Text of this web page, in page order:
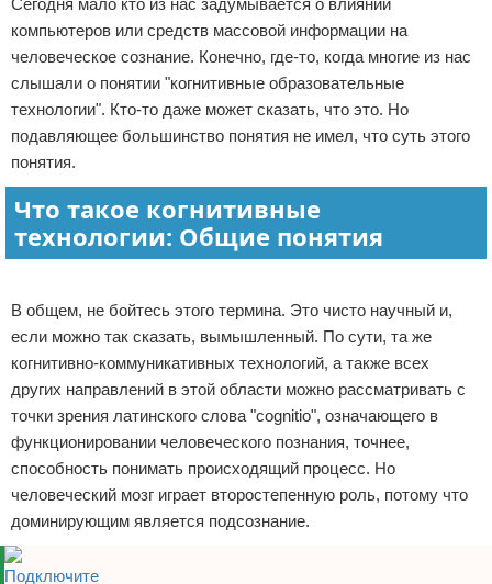
Отказ от ответственности
Сегодня мало кто из нас задумывается о влиянии
компьютеров или средств массовой информации на
человеческое сознание. Конечно, где-то, когда многие из нас
слышали о понятии "когнитивные образовательные
технологии". Кто-то даже может сказать, что это. Но
подавляющее большинство понятия не имел, что суть этого
понятия.
Что такое когнитивные
технологии: Общие понятия
В общем, не бойтесь этого термина. Это чисто научный и,
если можно так сказать, вымышленный. По сути, та же
когнитивно-коммуникативных технологий, а также всех
других направлений в этой области можно рассматривать с
точки зрения латинского слова "cognitio", означающего в
функционировании человеческого познания, точнее,
способность понимать происходящий процесс. Но
человеческий мозг играет второстепенную роль, потому что
доминирующим является подсознание.